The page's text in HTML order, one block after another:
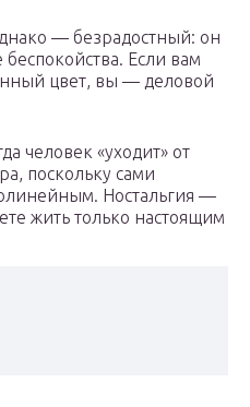
— безрадостный: он
Если вам
цвет, вы — деловой
человек «уходит» от
поскольку сами
Ностальгия —
жить только настоящим